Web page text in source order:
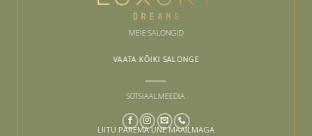
MEIE SALONGID
VAATA KÕIKI SALONGE
SOTSIAALMEEDIA
LIITU PAREMA UNE MAAILMAGA